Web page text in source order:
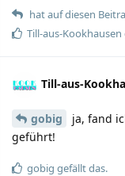
hat auf diesen
Till-aus-Kookhausen
Till-aus-
gobig
ja, fand
geführt!
gobig gefällt das.